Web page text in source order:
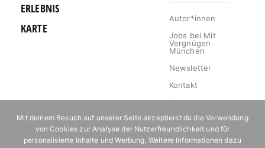
ERLEBNIS
KARTE
Autor*innen
Jobs bei Mit
Vergnügen
München
Newsletter
Kontakt
Impressum
Datenschutz
Mediakit
Mit deinem Besuch auf unserer Seite akzeptierst du die Verwendung
von Cookies zur Analyse der Nutzerfreundlichkeit und für
personalisierte Inhalte und Werbung. Weitere Informationen dazu